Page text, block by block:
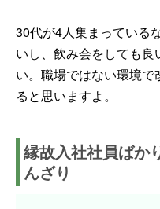
30代が4人集まっている
いし、飲み会をしても
い。職場ではない環境
ると思いますよ。
縁故入社社員ばか
んざり